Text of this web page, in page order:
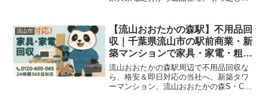
流山市
【流山おおたかの森駅】不用品回
収｜千葉県流山市の駅前商業・新
築マンションで家具・家電・粗大
ごみを即日対応＆格安処分
流山おおたかの森駅周辺で不用品回収な
ら、格安＆即日対応の当社へ。新築タワ
ーマンション、流山おおたかの森S・C周